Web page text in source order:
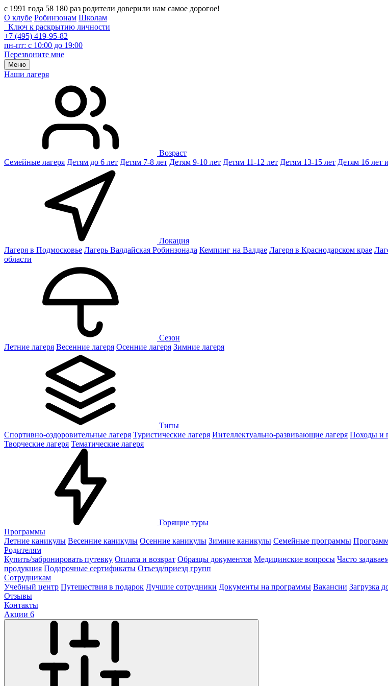
с 1991 года 58 180 раз родители доверили нам самое дорогое!
О клубе Робинзонам Школам
Ключ к раскрытию личности
+7 (495) 419-95-82
пн-пт: с 10:00 до 19:00
Перезвоните мне
Меню
Наши лагеря
Возраст
Семейные лагеря Детям до 6 лет Детям 7-8 лет Детям 9-10 лет Детям 11-12 лет Детям 13-15 лет Детям 16 лет
Локация
Лагеря в Подмосковье Лагерь Валдайская Робинзонада Кемпинг на Валдае Лагеря в Краснодарском крае
области
Сезон
Летние лагеря Весенние лагеря Осенние лагеря Зимние лагеря
Типы
Спортивно-оздоровительные лагеря Туристические лагеря Интеллектуально-развивающие лагеря Походы и
Творческие лагеря Тематические лагеря
Горящие туры
Программы
Летние каникулы Весенние каникулы Осенние каникулы Зимние каникулы Семейные программы
Родителям
Купить/забронировать путевку Оплата и возврат Образцы документов Медицинские вопросы Часто
продукция Подарочные сертификаты Отъезд/приезд групп
Сотрудникам
Учебный центр Путешествия в подарок Лучшие сотрудники Документы на программы Вакансии Загрузка
Отзывы
Контакты
Акции 6